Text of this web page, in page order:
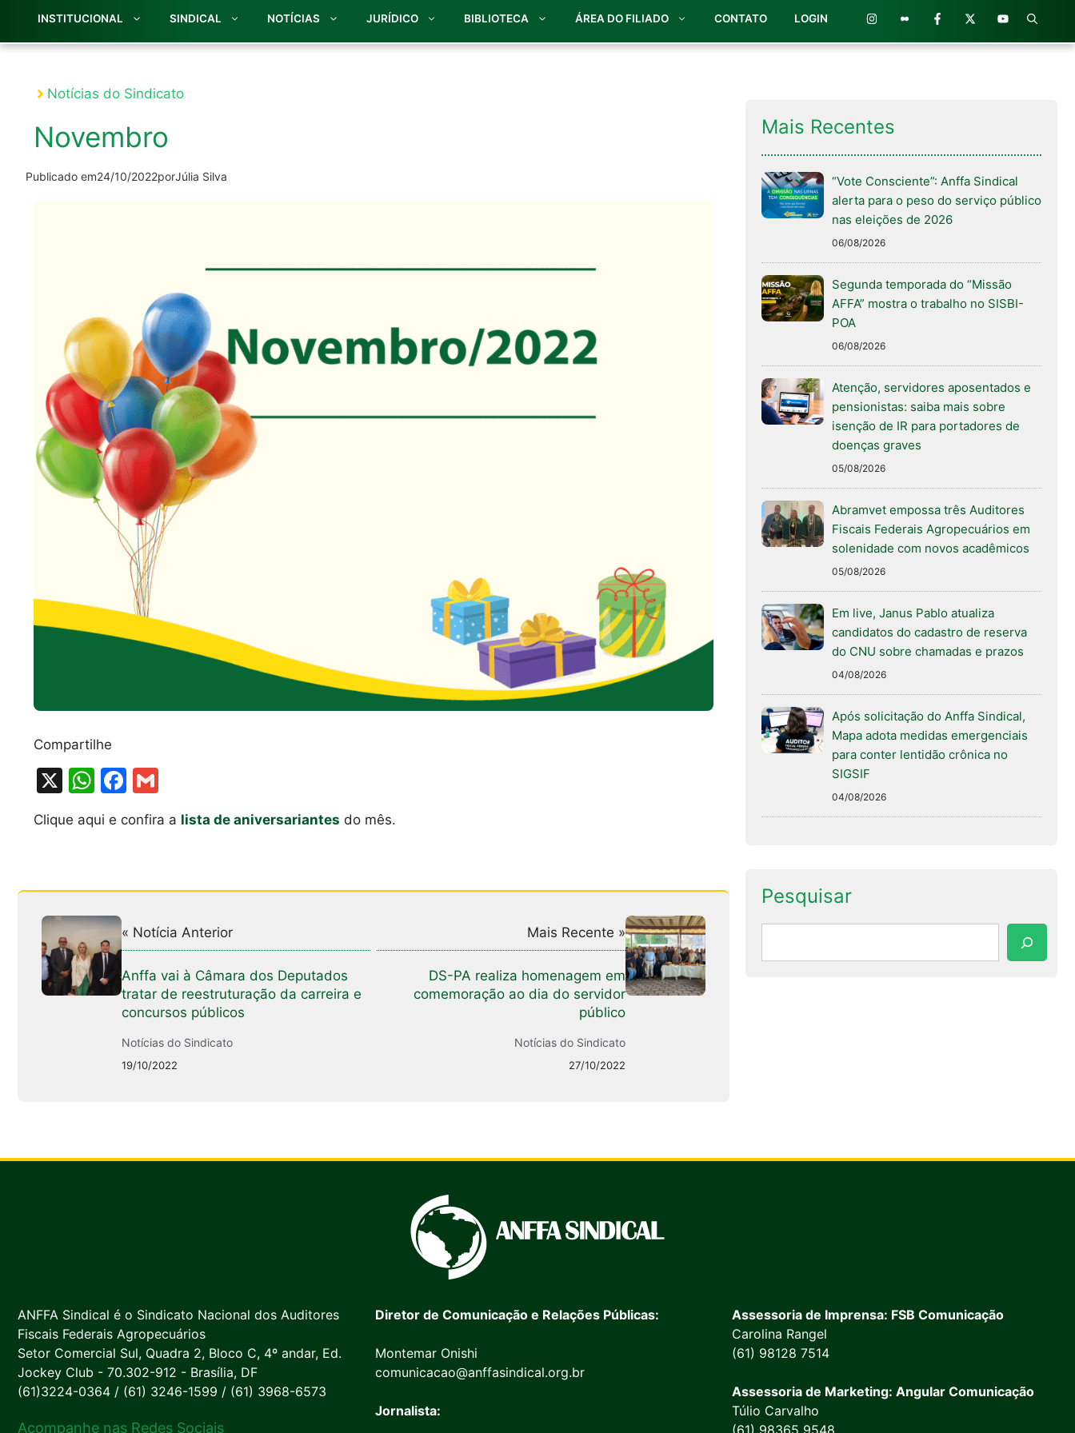
INSTITUCIONAL SINDICAL NOTÍCIAS JURÍDICO BIBLIOTECA ÁREA DO FILIADO CONTATO LOGIN
Notícias do Sindicato
Novembro
Publicado em24/10/2022porJúlia Silva
Compartilhe
X
W
h
at
A
p
p
F
c
b
o
k
ai
Clique aqui e confira a lista de aniversariantes do mês.
« Notícia Anterior
Anffa vai à Câmara dos Deputados
tratar de reestruturação da carreira e
concursos públicos
Notícias do Sindicato
19/10/2022
Mais Recente »
DS-PA realiza homenagem em
comemoração ao dia do servidor
público
Notícias do Sindicato
27/10/2022
Mais Recentes
“Vote Consciente”: Anffa Sindical
alerta para o peso do serviço público
nas eleições de 2026
06/08/2026
Segunda temporada do “Missão
AFFA” mostra o trabalho no SISBI-
POA
06/08/2026
Atenção, servidores aposentados e
pensionistas: saiba mais sobre
isenção de IR para portadores de
doenças graves
05/08/2026
Abramvet empossa três Auditores
Fiscais Federais Agropecuários em
solenidade com novos acadêmicos
05/08/2026
Em live, Janus Pablo atualiza
candidatos do cadastro de reserva
do CNU sobre chamadas e prazos
04/08/2026
Após solicitação do Anffa Sindical,
Mapa adota medidas emergenciais
para conter lentidão crônica no
SIGSIF
04/08/2026
Pesquisar
ANFFA Sindical é o Sindicato Nacional dos Auditores
Fiscais Federais Agropecuários
Setor Comercial Sul, Quadra 2, Bloco C, 4º andar, Ed.
Jockey Club - 70.302-912 - Brasília, DF
(61)3224-0364 / (61) 3246-1599 / (61) 3968-6573
Acompanhe nas Redes Sociais
Diretor de Comunicação e Relações Públicas:
Montemar Onishi
comunicacao@anffasindical.org.br
Jornalista:
Assessoria de Imprensa: FSB Comunicação
Carolina Rangel
(61) 98128 7514
Assessoria de Marketing: Angular Comunicação
Túlio Carvalho